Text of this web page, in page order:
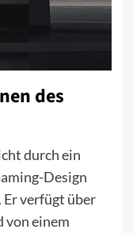
des
durch ein
Design
Er verfügt über
von einem